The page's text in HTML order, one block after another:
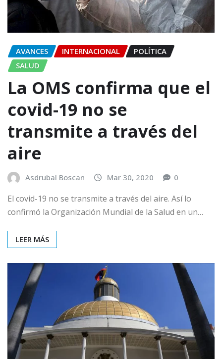
AVANCES INTERNACIONAL
POLÍTICA
SALUD
La OMS confirma que el
covid-19 no se
transmite a través del
aire
Asdrubal Boscan Mar 30, 2020 0
El covid-19 no se transmite a través del aire. Así lo
confirmó la Organización Mundial de la Salud en un…
LEER MÁS